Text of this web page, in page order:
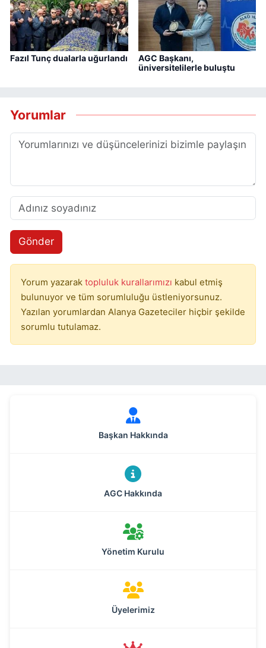
Fazıl Tunç dualarla uğurlandı
AGC Başkanı,
üniversitelilerle buluştu
Yorumlar
Gönder
Yorum yazarak topluluk kurallarımızı kabul etmiş
bulunuyor ve tüm sorumluluğu üstleniyorsunuz.
Yazılan yorumlardan Alanya Gazeteciler hiçbir şekilde
sorumlu tutulamaz.
Başkan Hakkında
AGC Hakkında
Yönetim Kurulu
Üyelerimiz